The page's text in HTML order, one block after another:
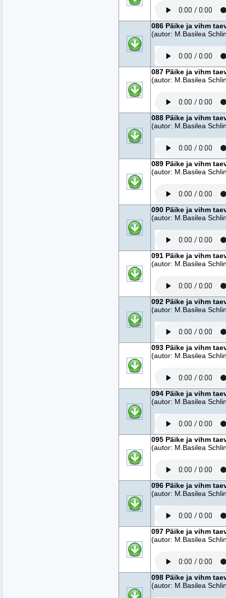
086 Päike ja vihm
(autor: M.Basilea
087 Päike ja vihm
(autor: M.Basilea
088 Päike ja vihm
(autor: M.Basilea
089 Päike ja vihm
(autor: M.Basilea
090 Päike ja vihm
(autor: M.Basilea
091 Päike ja vihm
(autor: M.Basilea
092 Päike ja vihm
(autor: M.Basilea
093 Päike ja vihm
(autor: M.Basilea
094 Päike ja vihm
(autor: M.Basilea
095 Päike ja vihm
(autor: M.Basilea
096 Päike ja vihm
(autor: M.Basilea
097 Päike ja vihm
(autor: M.Basilea
098 Päike ja vihm
(autor: M.Basilea